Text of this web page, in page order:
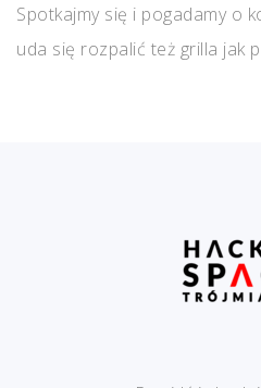
Spotkajmy się i pogadamy o
uda się rozpalić też grilla jak